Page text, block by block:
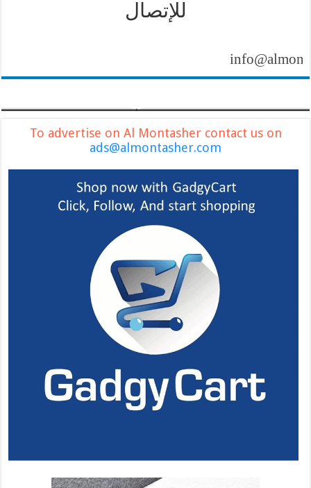
للإتصال
To advertise on Al Montasher contact us on
ads@almontasher.com